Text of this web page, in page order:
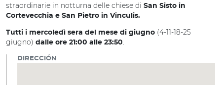
straordinarie in notturna delle chiese di San Sisto in
Cortevecchia e San Pietro in Vinculis.
Tutti i mercoledì sera del mese di giugno (4-11-18-25
giugno) dalle ore 21:00 alle 23:50
DIRECCIÓN